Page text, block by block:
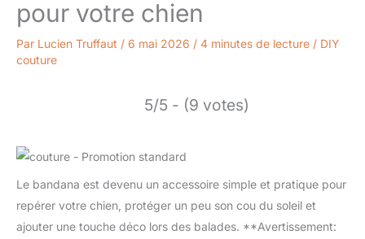
pour votre chien
Par Lucien Truffaut / 6 mai 2026 / 4 minutes de lecture / DIY
couture
5/5 - (9 votes)
Le bandana est devenu un accessoire simple et pratique pour
repérer votre chien, protéger un peu son cou du soleil et
ajouter une touche déco lors des balades. **Avertissement: